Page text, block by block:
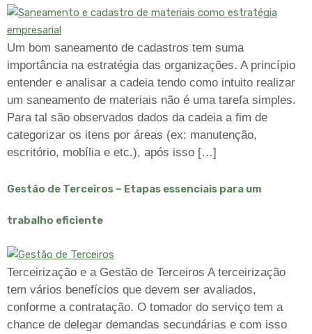
Um bom saneamento de cadastros tem suma
importância na estratégia das organizações. A princípio
entender e analisar a cadeia tendo como intuito realizar
um saneamento de materiais não é uma tarefa simples.
Para tal são observados dados da cadeia a fim de
categorizar os itens por áreas (ex: manutenção,
escritório, mobília e etc.), após isso […]
Gestão de Terceiros – Etapas essenciais para um
trabalho eficiente
Terceirização e a Gestão de Terceiros A terceirização
tem vários benefícios que devem ser avaliados,
conforme a contratação. O tomador do serviço tem a
chance de delegar demandas secundárias e com isso